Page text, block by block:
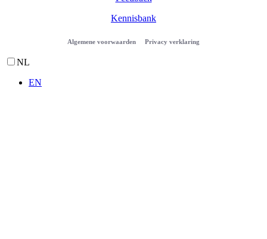
Kennisbank
Algemene voorwaarden Privacy verklaring
NL
EN